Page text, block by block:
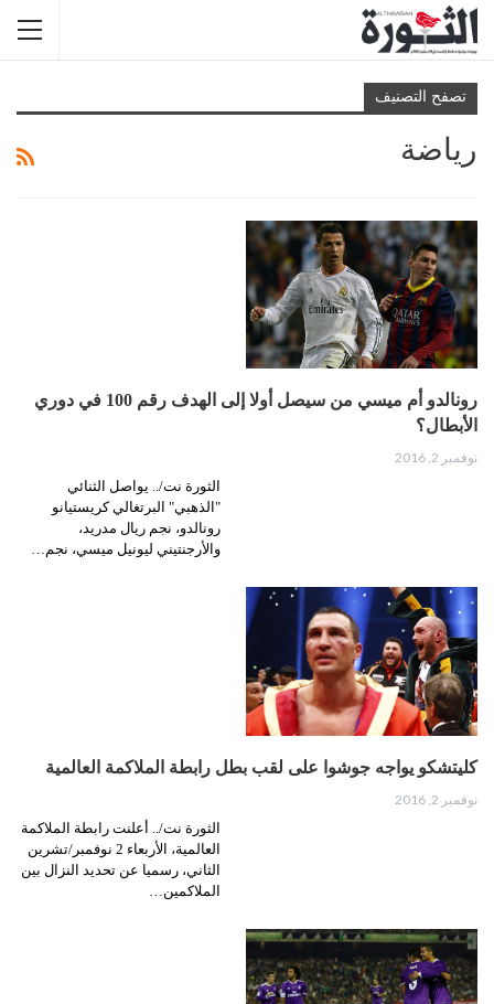
تصفح التصنيف
رياضة
رونالدو أم ميسي من سيصل أولا إلى الهدف رقم 100 في دوري
الأبطال؟
نوفمبر 2, 2016
الثورة نت/.. يواصل الثنائي
"الذهبي" البرتغالي كريستيانو
رونالدو، نجم ريال مدريد،
والأرجنتيني ليونيل ميسي، نجم…
كليتشكو يواجه جوشوا على لقب بطل رابطة الملاكمة العالمية
نوفمبر 2, 2016
الثورة نت/.. أعلنت رابطة الملاكمة
العالمية، الأربعاء 2 نوفمبر/تشرين
الثاني، رسميا عن تحديد النزال بين
الملاكمين…